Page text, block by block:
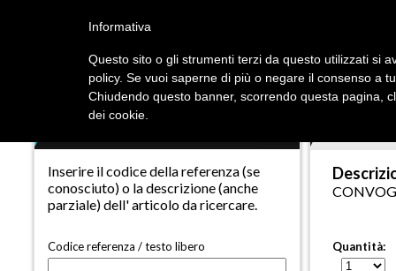
Inserire il codice della referenza (se
conosciuto) o la descrizione (anche
parziale) dell' articolo da ricercare.
Codice referenza / testo libero Quantità:
Informativa
Questo sito o gli strumenti terzi da questo utilizzati si
policy. Se vuoi saperne di più o negare il consenso a
Chiudendo questo banner, scorrendo questa pagina,
dei cookie.